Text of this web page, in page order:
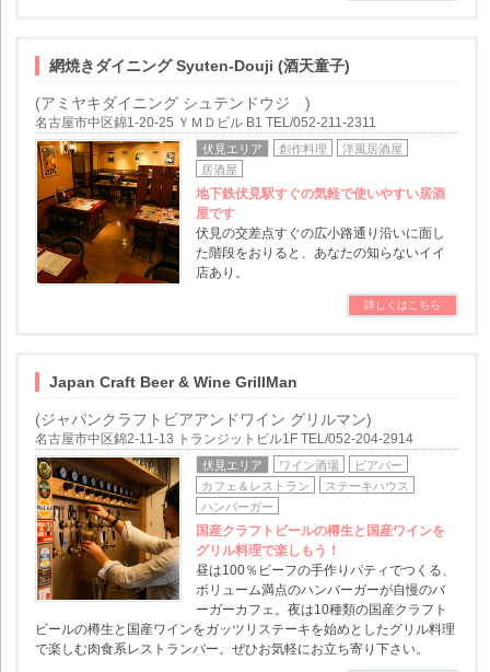
網焼きダイニング Syuten-Douji (酒天童子)
(アミヤキダイニング シュテンドウジ )
名古屋市中区錦1-20-25 ＹＭＤビル B1 TEL/052-211-2311
伏見エリア 創作料理
洋風居酒屋
居酒屋
地下鉄伏見駅すぐの気軽で使いやすい居酒
屋です
伏見の交差点すぐの広小路通り沿いに面し
た階段をおりると、あなたの知らないイイ
店あり。
詳しくはこちら
Japan Craft Beer & Wine GrillMan
(ジャパンクラフトビアアンドワイン グリルマン)
名古屋市中区錦2-11-13 トランジットビル1F TEL/052-204-2914
伏見エリア ワイン酒場
ビアバー
カフェ＆レストラン
ステーキハウス
ハンバーガー
国産クラフトビールの樽生と国産ワインを
グリル料理で楽しもう！
昼は100％ビーフの手作りパティでつくる、
ボリューム満点のハンバーガーが自慢のバ
ーガーカフェ。夜は10種類の国産クラフト
ビールの樽生と国産ワインをガッツリステーキを始めとしたグリル料理
で楽しむ肉食系レストランバー。ぜひお気軽にお立ち寄り下さい。